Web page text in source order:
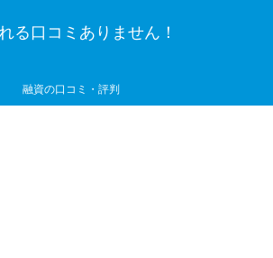
る口コミありません！
融資の口コミ・評判